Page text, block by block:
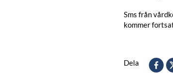
Sms från
kommer
Dela